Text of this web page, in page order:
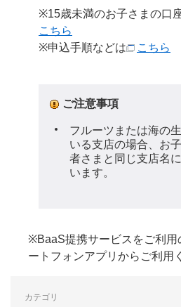
※15歳未満のお子さまの口
こちら
※申込手順などは
こちら
ご注意事項
フルーツまたは海の
いる支店の場合、お
者さまと同じ支店名
います。
※BaaS提携サービスをご利用
ートフォンアプリからご利用
カテゴリ